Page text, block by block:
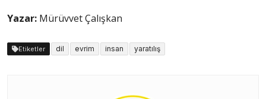
Yazar: Mürüvvet Çalışkan
Etiketler dil evrim insan yaratılış